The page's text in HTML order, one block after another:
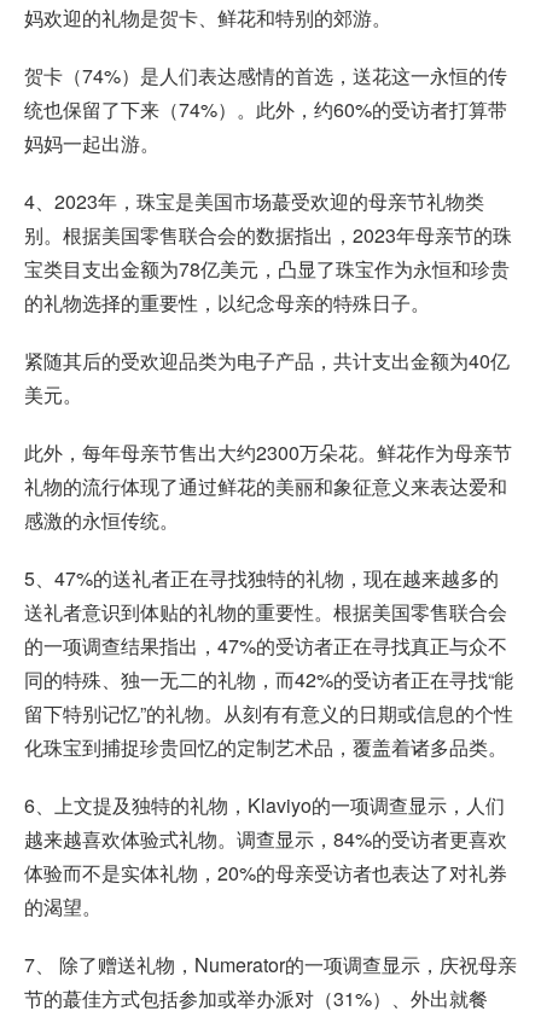
妈欢迎的礼物是贺卡、鲜花和特别的郊游。
贺卡（74%）是人们表达感情的首选，送花这一永恒的传
统也保留了下来（74%）。此外，约60%的受访者打算带
妈妈一起出游。
4、2023年，珠宝是美国市场蕞受欢迎的母亲节礼物类
别。根据美国零售联合会的数据指出，2023年母亲节的珠
宝类目支出金额为78亿美元，凸显了珠宝作为永恒和珍贵
的礼物选择的重要性，以纪念母亲的特殊日子。
紧随其后的受欢迎品类为电子产品，共计支出金额为40亿
美元。
此外，每年母亲节售出大约2300万朵花。鲜花作为母亲节
礼物的流行体现了通过鲜花的美丽和象征意义来表达爱和
感激的永恒传统。
5、47%的送礼者正在寻找独特的礼物，现在越来越多的
送礼者意识到体贴的礼物的重要性。根据美国零售联合会
的一项调查结果指出，47%的受访者正在寻找真正与众不
同的特殊、独一无二的礼物，而42%的受访者正在寻找“能
留下特别记忆”的礼物。从刻有有意义的日期或信息的个性
化珠宝到捕捉珍贵回忆的定制艺术品，覆盖着诸多品类。
6、上文提及独特的礼物，Klaviyo的一项调查显示，人们
越来越喜欢体验式礼物。调查显示，84%的受访者更喜欢
体验而不是实体礼物，20%的母亲受访者也表达了对礼券
的渴望。
7、 除了赠送礼物，Numerator的一项调查显示，庆祝母亲
节的蕞佳方式包括参加或举办派对（31%）、外出就餐